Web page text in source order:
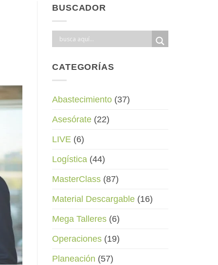
BUSCADOR
CATEGORÍAS
Abastecimiento (37)
Asesórate (22)
LIVE (6)
Logística (44)
MasterClass (87)
Material Descargable (16)
Mega Talleres (6)
Operaciones (19)
Planeación (57)